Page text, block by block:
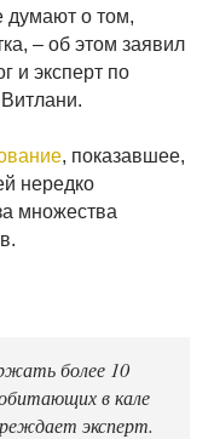
думают о том,
– об этом заявил
и эксперт по
, показавшее,
нередко
множества
более 10
в кале
эксперт.